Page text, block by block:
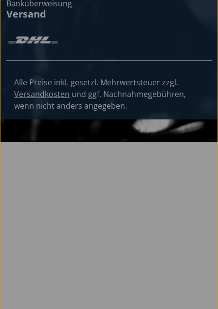
Versand
Alle Preise inkl. gesetzl. Mehrwertsteuer zzgl.
Versandkosten und ggf. Nachnahmegebühren,
wenn nicht anders angegeben.